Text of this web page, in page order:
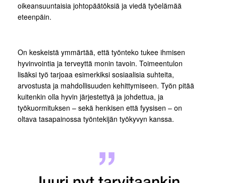
oikeansuuntaisia johtopäätöksiä ja viedä työelämää
eteenpäin.
On keskeistä ymmärtää, että työnteko tukee ihmisen
hyvinvointia ja terveyttä monin tavoin. Toimeentulon
lisäksi työ tarjoaa esimerkiksi sosiaalisia suhteita,
arvostusta ja mahdollisuuden kehittymiseen. Työn pitää
kuitenkin olla hyvin järjestettyä ja johdettua, ja
työkuormituksen – sekä henkisen että fyysisen – on
oltava tasapainossa työntekijän työkyvyn kanssa.